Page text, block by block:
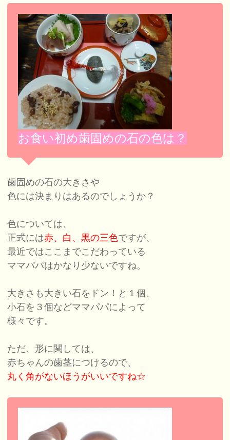
お食い初め歯固めの石の色は？
歯固めの石の大きさや
色には決まりはあるのでしょうか？
色については、
正式には赤、白、黒の三色ですが、
最近ではここまでこだわっている
ママパパはかなり少ないですね。
大きさも大きい石をドン！と１個、
小石を３個などママパパによって
様々です。
ただ、形に関しては、
赤ちゃんの歯茎につけるので、
丸く角がないほうがいいですね☆